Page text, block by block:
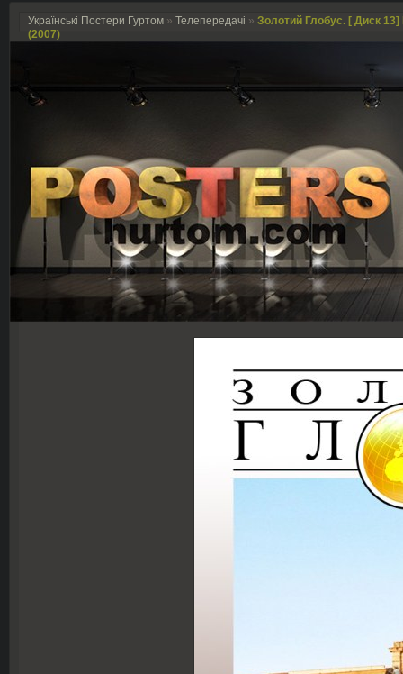
Українські Постери Гуртом » Телепередачі » Золотий Глобус. [ Диск
(2007)